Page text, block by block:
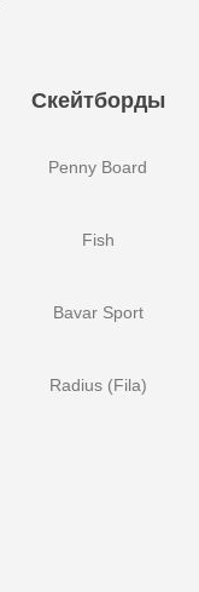
Скейтборды
Penny Board
Fish
Bavar Sport
Radius (Fila)